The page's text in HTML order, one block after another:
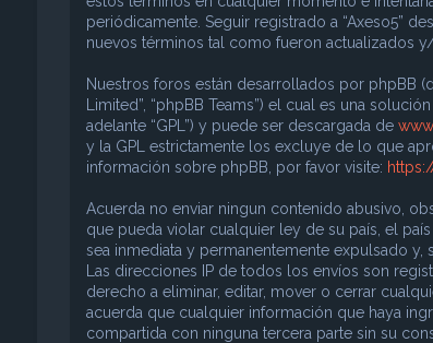
periódicamente. Seguir registrado a “Axeso5”
nuevos términos tal como fueron actualizados
Nuestros foros están desarrollados por phpBB
Limited”, “phpBB Teams”) el cual es una
adelante “GPL”) y puede ser descargada de
y la GPL estrictamente los excluye de lo que
información sobre phpBB, por favor visite:
Acuerda no enviar ningun contenido abusivo,
que pueda violar cualquier ley de su país, el
sea inmediata y permanentemente expulsado
Las direcciones IP de todos los envíos son
derecho a eliminar, editar, mover o cerrar
acuerda que cualquier información que haya
compartida con ninguna tercera parte sin su